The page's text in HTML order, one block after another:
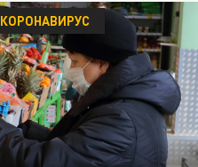
КОРОНАВИРУС